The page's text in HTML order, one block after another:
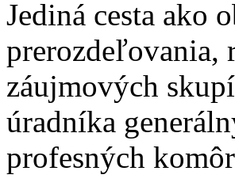
Jediná cesta ako
prerozdeľovania,
záujmových
úradníka
profesných